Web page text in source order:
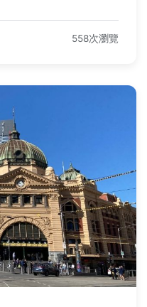
558次瀏覽